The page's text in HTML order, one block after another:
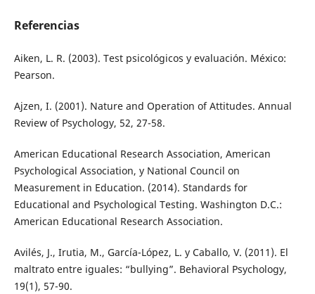
Referencias
Aiken, L. R. (2003). Test psicológicos y evaluación. México:
Pearson.
Ajzen, I. (2001). Nature and Operation of Attitudes. Annual
Review of Psychology, 52, 27-58.
American Educational Research Association, American
Psychological Association, y National Council on
Measurement in Education. (2014). Standards for
Educational and Psychological Testing. Washington D.C.:
American Educational Research Association.
Avilés, J., Irutia, M., García-López, L. y Caballo, V. (2011). El
maltrato entre iguales: “bullying”. Behavioral Psychology,
19(1), 57-90.